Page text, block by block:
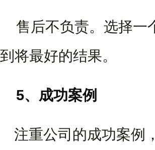
售后不负责。选择一
到将最好的结果。
5、成功案例
注重公司的成功案例